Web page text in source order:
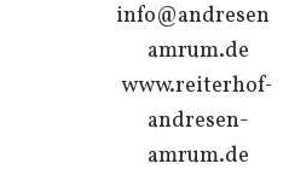
info@andresen-
amrum.de
www.reiterhof-
andresen-
amrum.de